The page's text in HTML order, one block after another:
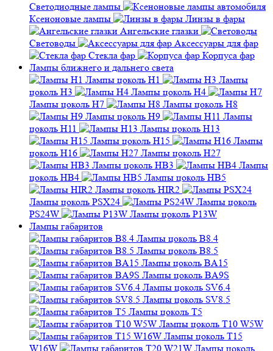
Светодиодные лампы
Ксеноновые лампы
Линзы в фары
Ангельские глазки
Световоды
Аксессуары для фар
Стекла фар
Корпуса фар
Лампы ближнего и дальнего света
Лампы цоколь H1
Лампы
цоколь H3
Лампы цоколь H4
Лампы цоколь H7
Лампы цоколь H8
Лампы цоколь H9
Лампы
цоколь H11
Лампы цоколь H13
Лампы цоколь H15
Лампы
цоколь H16
Лампы цоколь H27
Лампы цоколь HB3
Лампы
цоколь HB4
Лампы цоколь HB5
Лампы цоколь HIR2
Лампы цоколь PSX24
Лампы цоколь
PS24W
Лампы цоколь P13W
Лампы габаритов
Лампы цоколь B8.4
Лампы цоколь B8.5
Лампы цоколь BA15
Лампы цоколь BA9S
Лампы цоколь SV6.4
Лампы цоколь SV8.5
Лампы цоколь T5
Лампы цоколь T10 W5W
Лампы цоколь T15
W16W
Лампы цоколь